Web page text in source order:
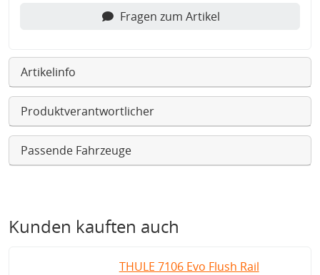
Fragen zum Artikel
Artikelinfo
Produktverantwortlicher
Passende Fahrzeuge
Kunden kauften auch
THULE 7106 Evo Flush Rail